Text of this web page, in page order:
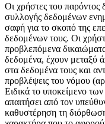
Οι χρήστες του παρόντος
συλλογής δεδομένων
σαφή για το σκοπό της
δεδομένων τους. Οι
προβλεπόμενα
δεδομένα, έχουν μεταξύ
στα δεδομένα τους και
προβλέψεις του νόμου
Ειδικά το υποκείμενο
απαιτήσει από τον
καθυστέρηση τη